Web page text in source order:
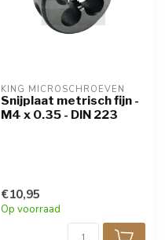
KING MICROSCHROEVEN
Snijplaat metrisch fijn -
M4 x 0.35 - DIN 223
€10,95
Op voorraad